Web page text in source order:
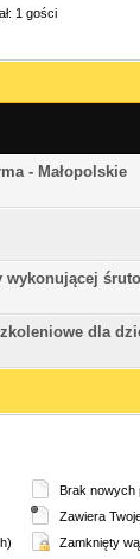
1 gości
- Małopolskie
wykonującej
dla
Brak nowych
Zawiera
Zamknięty